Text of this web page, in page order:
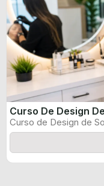
Curso De Design
Curso de Design de
certificado informado